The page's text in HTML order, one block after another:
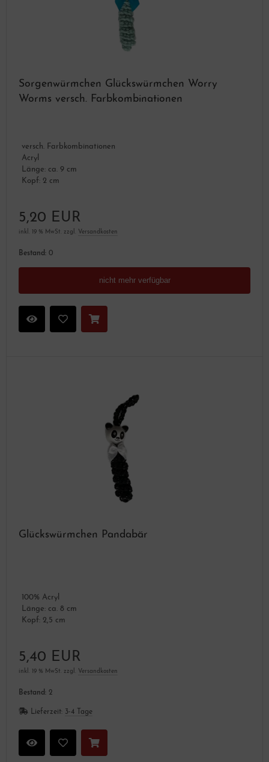
Sorgenwürmchen Glückswürmchen Worry
Worms versch. Farbkombinationen
versch. Farbkombinationen
Acryl
Länge: ca. 9 cm
Kopf: 2 cm
5,20 EUR
inkl. 19 % MwSt. zzgl. Versandkosten
Bestand: 0
nicht mehr verfügbar
Glückswürmchen Pandabär
100% Acryl
Länge: ca. 8 cm
Kopf: 2,5 cm
5,40 EUR
inkl. 19 % MwSt. zzgl. Versandkosten
Bestand: 2
Lieferzeit: 3-4 Tage